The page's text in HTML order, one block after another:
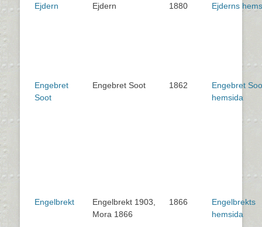
Ejdern Ejdern 1880 Ejderns
Engebret
Soot
Engebret Soot 1862
Engebret
hemsida
Engelbrekt
Engelbrekt 1903,
Mora 1866
1866
Engelbrekts
hemsida